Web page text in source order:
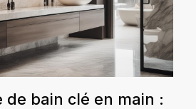
de bain clé en main :